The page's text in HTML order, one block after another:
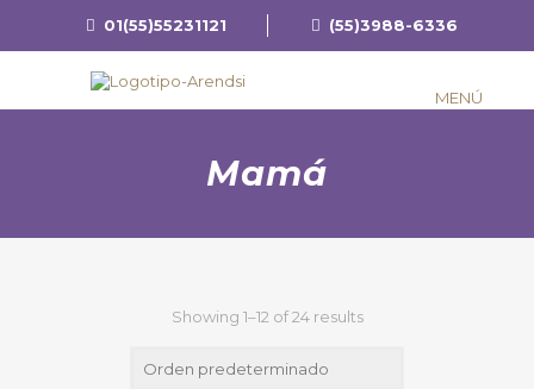
01(55)55231121 (55)3988-6336
MENÚ
Mamá
Showing 1–12 of 24 results